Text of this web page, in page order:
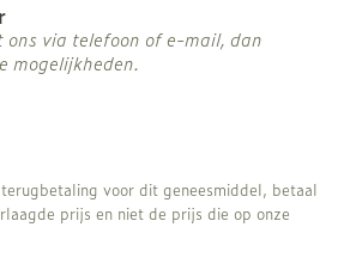
voor dit geneesmiddel, betaal
prijs en niet de prijs die op onze
ons via telefoon of e-mail, dan
mogelijkheden.